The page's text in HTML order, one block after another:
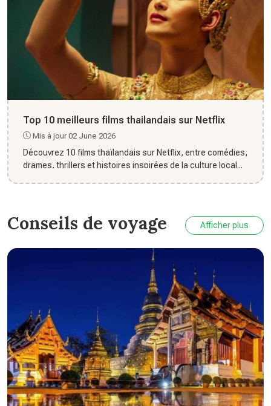
Top 10 meilleurs films thailandais sur Netflix
Mis à jour 02 June 2026
Découvrez 10 films thaïlandais sur Netflix, entre comédies,
drames, thrillers et histoires inspirées de la culture local...
Conseils de voyage Afficher plus